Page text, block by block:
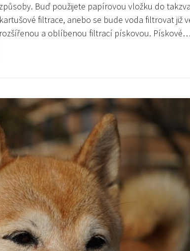
způsoby. Buď použijete papírovou vložku do
kartušové filtrace, anebo se bude voda filtrovat již
rozšířenou a oblíbenou filtrací pískovou.